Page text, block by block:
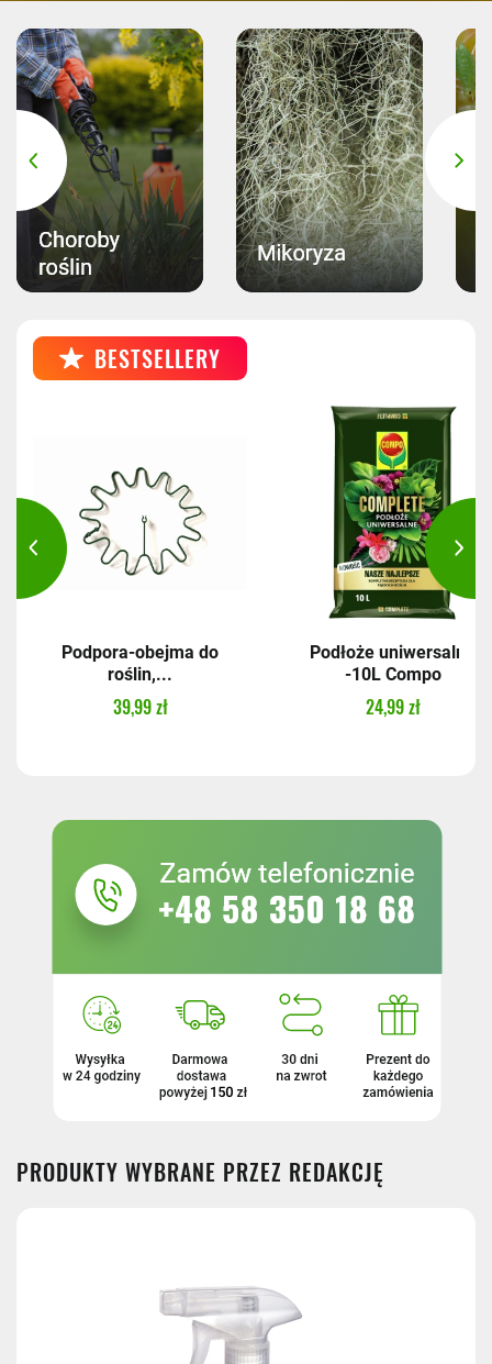
BESTSELLERY
Podpora-obejma do
roślin,...
39,99 zł
Podłoże uniwersalne
-10L Compo
24,99 zł
PRODUKTY WYBRANE PRZEZ REDAKCJĘ